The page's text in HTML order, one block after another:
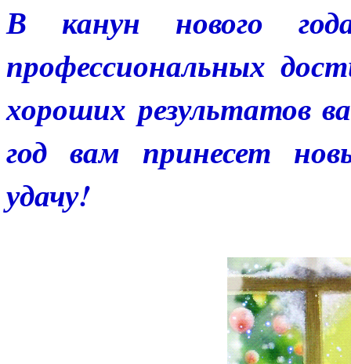
В канун нового
профессиональных
хороших результатов
год вам принесет
удачу!